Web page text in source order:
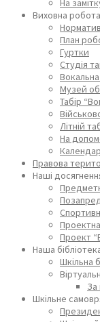
На
Виховна
План
Гуртки
Студія
Вокальна
Музей
Табір
Літній
На
Правова
Наші
Проект
Наша
Шкільна
За
Шкільне